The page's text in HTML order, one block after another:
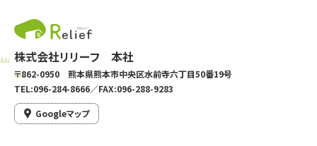
株式会社リリーフ 本社
〒862-0950 熊本県熊本市中央区水前寺六丁目50番19号
TEL:096-284-8666／FAX:096-288-9283
Googleマップ